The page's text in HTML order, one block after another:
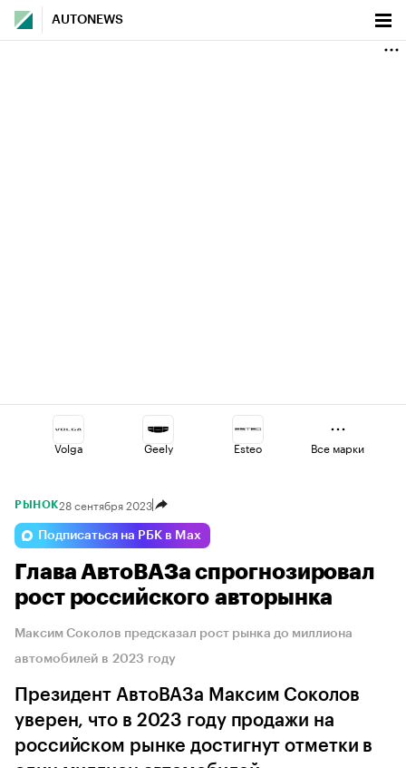
AUTONEWS
Volga Geely Esteo
Lada Haval
Voyah Jaecoo Omoda
Все марки
РЫНОК28 сентября 2023
Подписаться на РБК в Max
Глава АвтоВАЗа спрогнозировал
рост российского авторынка
Максим Соколов предсказал рост рынка до миллиона
автомобилей в 2023 году
Президент АвтоВАЗа Максим Соколов
уверен, что в 2023 году продажи на
российском рынке достигнут отметки в